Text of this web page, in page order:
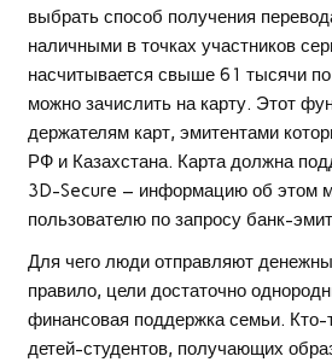
выбрать способ получения
наличными в точках участников
насчитывается свыше 61 тысячи
можно зачислить на карту. Этот
держателям карт, эмитентами
РФ и Казахстана. Карта должна
3D-Secure – информацию об этом
пользователю по запросу банк-
Для чего люди отправляют
правило, цели достаточно
финансовая поддержка семьи. Кто-
детей-студентов, получающих